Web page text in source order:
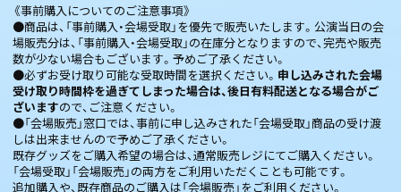
《事前購入についてのご注意事項》
●商品は、「事前購入・会場受取」を優先で販売いたします。公演当日の会
場販売分は、「事前購入・会場受取」の在庫分となりますので、完売や販売
数が少ない場合もございます。予めご了承ください。
●必ずお受け取り可能な受取時間を選択ください。 申し込みされた会場
受け取り時間枠を過ぎてしまった場合は、後日有料配送となる場合がご
ざいますので、ご注意ください。
●「会場販売」窓口では、事前に申し込みされた「会場受取」商品の受け渡
しは出来ませんので予めご了承ください。
既存グッズをご購入希望の場合は、通常販売レジにてご購入ください。
「会場受取」「会場販売」の両方をご利用いただくことも可能です。
追加購入や、既存商品のご購入は「会場販売」をご利用ください。